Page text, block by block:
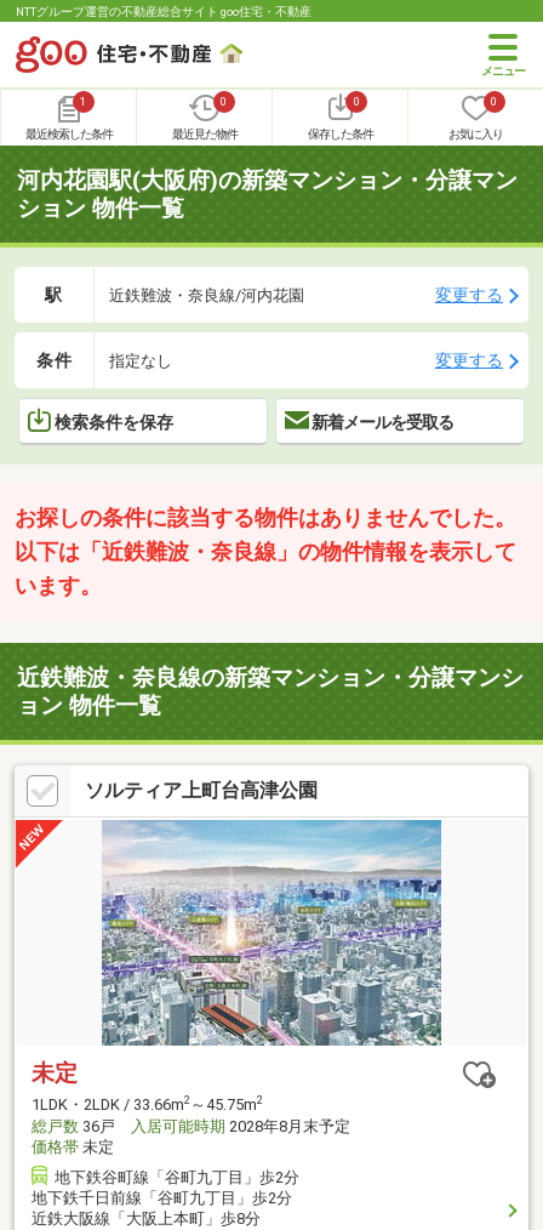
NTTグループ運営の不動産総合サイト goo住宅・不動産
1
最近検索した条件
0
最近見た物件
0
保存した条件
0
お気に入り
河内花園駅(大阪府)の新築マンション・分譲マン
ション 物件一覧
駅 近鉄難波・奈良線/河内花園 変更する
条件 指定なし 変更する
検索条件を保存 新着メールを受取る
お探しの条件に該当する物件はありませんでした。
以下は「近鉄難波・奈良線」の物件情報を表示して
います。
近鉄難波・奈良線の新築マンション・分譲マンシ
ョン 物件一覧
ソルティア上町台高津公園
未定
1LDK・2LDK / 33.66m2 ～45.75m2
総戸数 36戸 入居可能時期 2028年8月末予定
価格帯 未定
地下鉄谷町線「谷町九丁目」歩2分
地下鉄千日前線「谷町九丁目」歩2分
近鉄大阪線「大阪上本町」歩8分